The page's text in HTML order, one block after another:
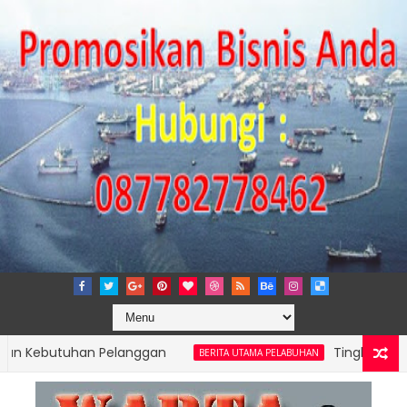
Pelanggan BERITA UTAMA PELABUHAN Tingkatkan